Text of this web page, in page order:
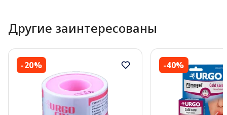
Другие заинтересованы
-20% -40%